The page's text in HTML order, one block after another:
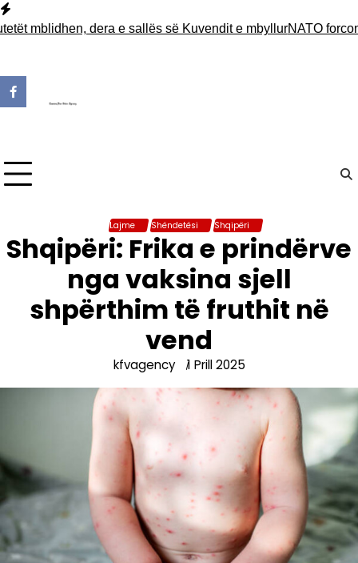
Skip
tomblidhen, dera e sallës së Kuvendit e mbyllurNATO forcon
Lajme Shëndetësi Shqipëri
Shqipëri: Frika e prindërve
nga vaksina sjell
shpërthim të fruthit në
vend
kfvagency 1 Prill 2025